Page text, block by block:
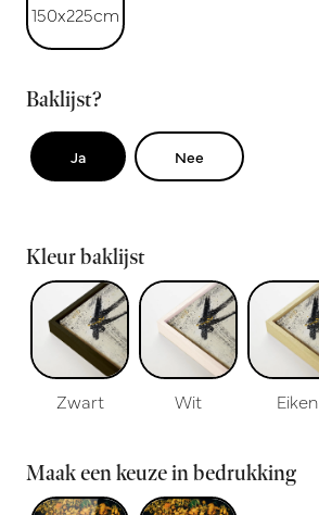
150x225cm
Baklijst?
Ja Nee
Kleur baklijst
Zwart Wit Eiken
Maak een keuze in bedrukking